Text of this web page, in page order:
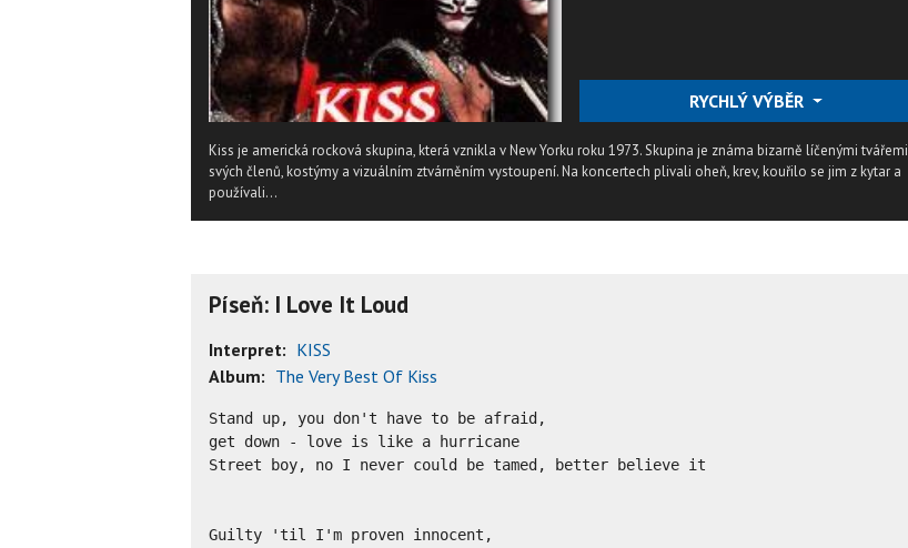
RYCHLÝ VÝBĚR
Kiss je americká rocková skupina, která vznikla v New Yorku roku 1973. Skupina je známa bizarně líčenými tvářemi
svých členů, kostýmy a vizuálním ztvárněním vystoupení. Na koncertech plivali oheň, krev, kouřilo se jim z kytar a
používali...
Píseň: I Love It Loud
Interpret: KISS
Album: The Very Best Of Kiss
Stand up, you don't have to be afraid,
get down - love is like a hurricane
Street boy, no I never could be tamed, better believe it
Guilty 'til I'm proven innocent,